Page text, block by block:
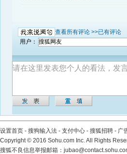
查看所有评论 >>已有评论
用户：
设置首页 - 搜狗输入法 - 支付中心 - 搜狐招聘 - 广
Copyright© 2016 Sohu.com Inc. All Rights
搜狐不良信息举报邮箱：